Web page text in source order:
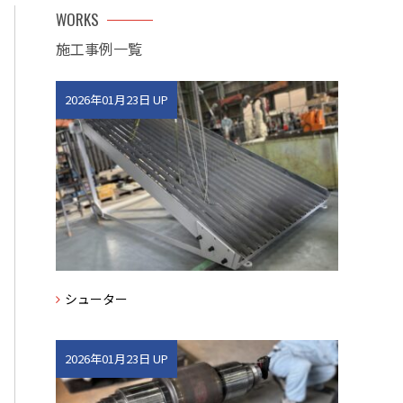
WORKS
施工事例一覧
2026年01月23日 UP
シューター
2026年01月23日 UP